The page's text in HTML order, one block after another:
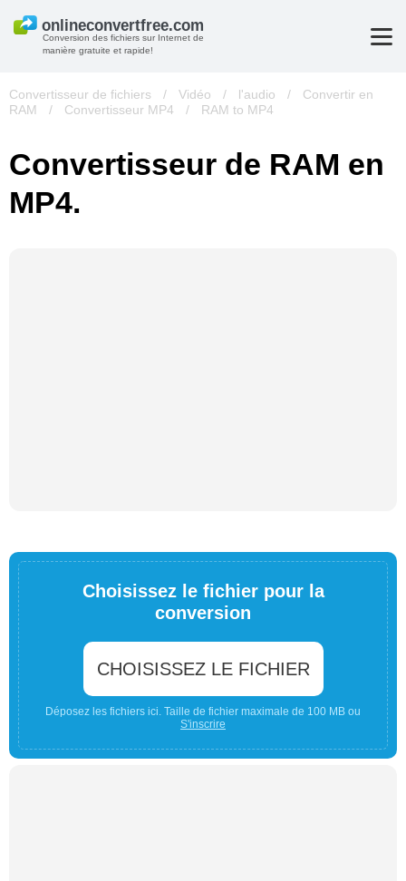
Conversion des fichiers sur Internet de
manière gratuite et rapide!
Convertisseur de fichiers / Vidéo / l'audio /
Convertir en
RAM
/ Convertisseur MP4 / RAM to MP4
Convertisseur de RAM en
MP4.
Choisissez le fichier pour la
conversion
CHOISISSEZ LE FICHIER
Déposez les fichiers ici. Taille de fichier maximale de 100 MB ou
S'inscrire